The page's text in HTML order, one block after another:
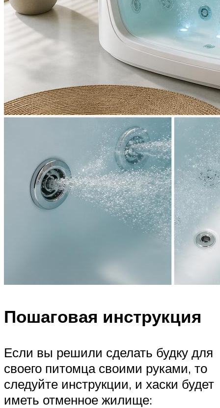
Пошаговая инструкция
Если вы решили сделать будку для
своего питомца своими руками, то
следуйте инструкции, и хаски будет
иметь отменное жилище: